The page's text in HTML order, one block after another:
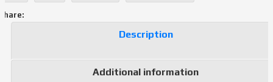
Description
Additional information